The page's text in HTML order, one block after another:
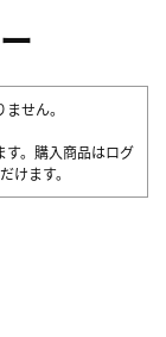
せん。
す。購入商品はログ
けます。